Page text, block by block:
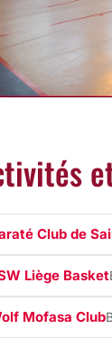
Club de
Liège Basket
Mofasa Club